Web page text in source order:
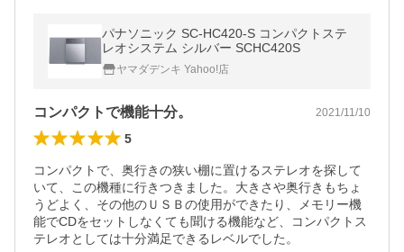
パナソニック SC-HC420-S コンパクトステ
レオシステム シルバー SCHC420S
ヤマダデンキ Yahoo!店
コンパクトで機能十分。 2021/11/10
5
コンパクトで、奥行きの狭い棚に置けるステレオを探して
いて、この機種に行きつきました。大きさや奥行きもちょ
うどよく、その他のＵＳＢの使用ができたり、メモリー機
能でCDをセットしなくても聞ける機能など、コンパクトス
テレオとしては十分満足できるレベルでした。